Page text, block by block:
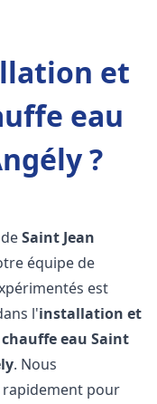
et
eau
?
deSaint Jean
équipe de
est
l'installation et
eau Saint
. Nous
pour